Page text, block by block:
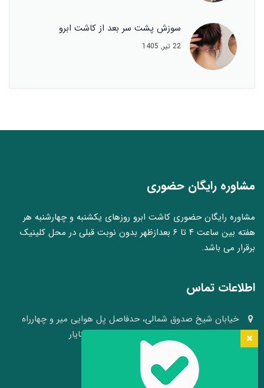
سوزش پشت سر بعد از کاشت ابرو
22 تیر, 1405
مشاوره رایگان حضوری
مشاوره رایگان حضوری کاشت ابرو روزهای یکشنبه و چهارشنبه هر
هفته بین ساعت ۴ تا ۶ بعدازظهر بدون نوبت قبلی در محل کلینیک
برقرار می باشد.
اطلاعات تماس
خیابان شیخ صدوق شمالی، حدفاصل پل هوایی میر و چهارراه
وکلا، نبش کوچه ۴۱، کلینیک پوست و مو سینایار
info[at]hairheadface.com